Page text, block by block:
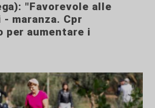
"Favorevole alle
maranza. Cpr
per aumentare i